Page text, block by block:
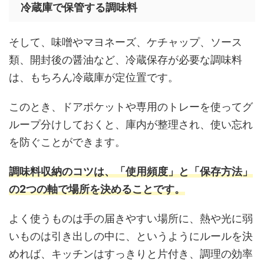
冷蔵庫で保管する調味料
そして、味噌やマヨネーズ、ケチャップ、ソース
類、開封後の醤油など、冷蔵保存が必要な調味料
は、もちろん冷蔵庫が定位置です。
このとき、ドアポケットや専用のトレーを使ってグ
ループ分けしておくと、庫内が整理され、使い忘れ
を防ぐことができます。
調味料収納のコツは、「使用頻度」と「保存方法」
の2つの軸で場所を決めることです。
よく使うものは手の届きやすい場所に、熱や光に弱
いものは引き出しの中に、というようにルールを決
めれば、キッチンはすっきりと片付き、調理の効率